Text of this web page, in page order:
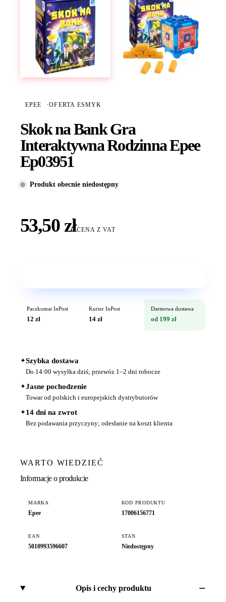
EPEE ·OFERTA ESMYK
Skok na Bank Gra
Interaktywna Rodzinna Epee
Ep03951
Produkt obecnie niedostępny
53,50 złCENA Z VAT
Paczkomat InPost
12 zł
Kurier InPost
14 zł
Darmowa dostawa
od 199 zł
✦Szybka dostawa
Do 14:00 wysyłka dziś; przewóz 1–2 dni robocze
✦Jasne pochodzenie
Towar od polskich i europejskich dystrybutorów
✦14 dni na zwrot
Bez podawania przyczyny; odesłanie na koszt klienta
WARTO WIEDZIEĆ
Informacje o produkcie
MARKA
Epee
KOD PRODUKTU
17006156771
EAN
5010993596607
STAN
Niedostępny
Opis i cechy produktu